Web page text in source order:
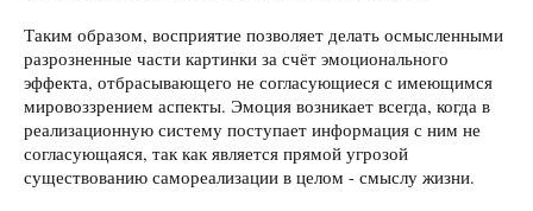
Таким образом, восприятие позволяет делать осмысленными
разрозненные части картинки за счёт эмоционального
эффекта, отбрасывающего не согласующиеся с имеющимся
мировоззрением аспекты. Эмоция возникает всегда, когда в
реализационную систему поступает информация с ним не
согласующаяся, так как является прямой угрозой
существованию самореализации в целом - смыслу жизни.